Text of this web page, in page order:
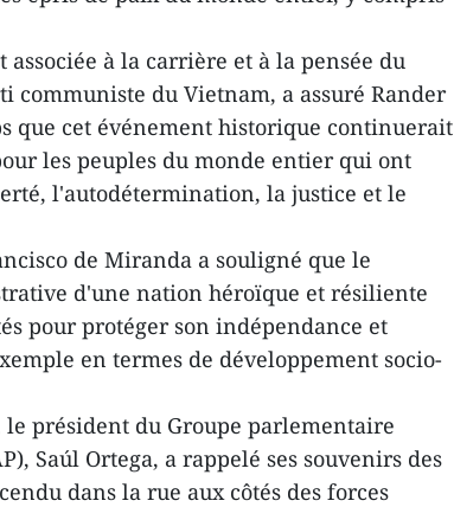
à la carrière et à la pensée du
communiste du Vietnam, a assuré Rander
que cet événement historique continuerait
les peuples du monde entier qui ont
l'autodétermination, la justice et le
de Miranda a souligné que le
d'une nation héroïque et résiliente
pour protéger son indépendance et
en termes de développement socio-
président du Groupe parlementaire
Saúl Ortega, a rappelé ses souvenirs des
dans la rue aux côtés des forces